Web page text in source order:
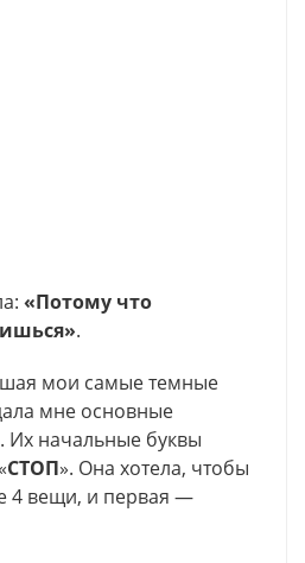
«Потому что
.
мои самые темные
мне основные
Их начальные буквы
СТОП». Она хотела, чтобы
4 вещи, и первая —